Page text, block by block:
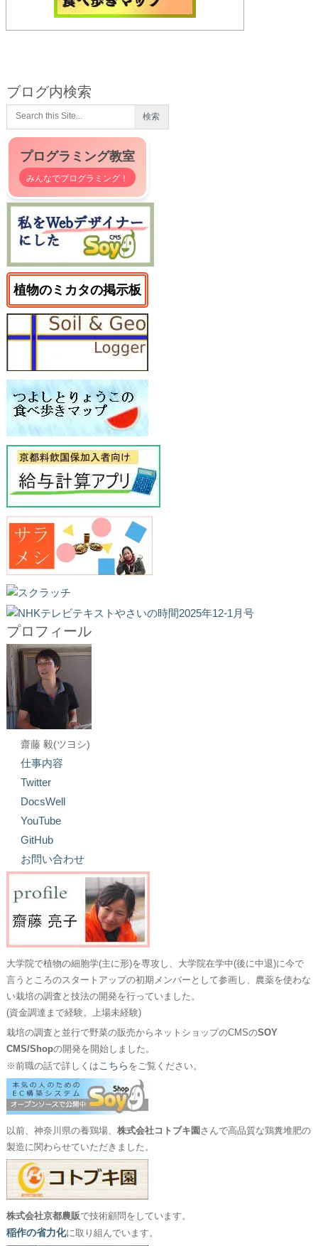
ブログ内検索
プログラミング教室
みんなでプログラミング！
植物のミカタの掲示板
プロフィール
齋藤 毅(ツヨシ)
仕事内容
Twitter
DocsWell
YouTube
GitHub
お問い合わせ
大学院で植物の細胞学(主に形)を専攻し、大学院在学中(後に中退)に今で
言うところのスタートアップの初期メンバーとして参画し、農薬を使わな
い栽培の調査と技法の開発を行っていました。
(資金調達まで経験。上場未経験)
栽培の調査と並行で野菜の販売からネットショップのCMSのSOY
CMS/Shopの開発を開始しました。
※前職の話で詳しくはこちら をご覧ください。
以前、神奈川県の養鶏場、 株式会社コトブキ園 さんで高品質な鶏糞堆肥の
製造に関わらせていただきました。
株式会社京都農販で技術顧問をしています。
稲作の省力化に取り組んでいます。